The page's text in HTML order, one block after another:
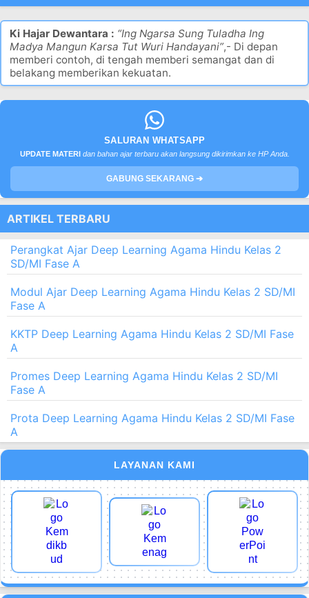
Ki Hajar Dewantara : “Ing Ngarsa Sung Tuladha Ing
Madya Mangun Karsa Tut Wuri Handayani”,- Di depan
memberi contoh, di tengah memberi semangat dan di
belakang memberikan kekuatan.
SALURAN WHATSAPP
UPDATE MATERI dan bahan ajar terbaru akan langsung dikirimkan ke HP Anda.
GABUNG SEKARANG ➔
ARTIKEL TERBARU
Perangkat Ajar Deep Learning Agama Hindu Kelas 2
SD/MI Fase A
Modul Ajar Deep Learning Agama Hindu Kelas 2 SD/MI
Fase A
KKTP Deep Learning Agama Hindu Kelas 2 SD/MI Fase
A
Promes Deep Learning Agama Hindu Kelas 2 SD/MI
Fase A
Prota Deep Learning Agama Hindu Kelas 2 SD/MI Fase
A
LAYANAN KAMI